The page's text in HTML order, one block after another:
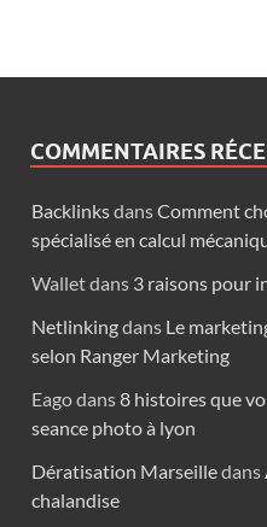
COMMENTAIRES
BacklinksdansComment
spécialisé en calcul
Walletdans 3 raisons pour
Netlinkingdans Le
selon Ranger Marketing
Eagodans8 histoires que
seance photo à lyon
Dératisation Marseilledans
chalandise